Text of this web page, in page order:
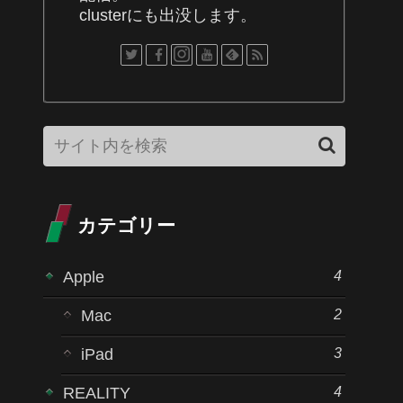
clusterにも出没します。
カテゴリー
Apple 4
Mac 2
iPad 3
REALITY 4